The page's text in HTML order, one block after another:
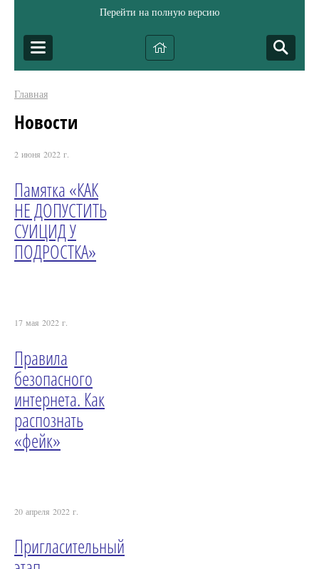
Перейти на полную версию
Главная
Новости
2 июня 2022 г.
Памятка «КАК
НЕ ДОПУСТИТЬ
СУИЦИД У
ПОДРОСТКА»
17 мая 2022 г.
Правила
безопасного
интернета. Как
распознать
«фейк»
20 апреля 2022 г.
Пригласительный